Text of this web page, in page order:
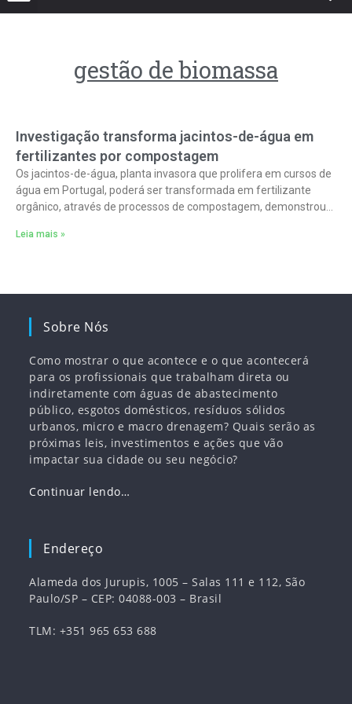
gestão de biomassa
Investigação transforma jacintos-de-água em
fertilizantes por compostagem
Os jacintos-de-água, planta invasora que prolifera em cursos de
água em Portugal, poderá ser transformada em fertilizante
orgânico, através de processos de compostagem, demonstrou
Leia mais »
Sobre Nós
Como mostrar o que acontece e o que acontecerá
para os profissionais que trabalham direta ou
indiretamente com águas de abastecimento
público, esgotos domésticos, resíduos sólidos
urbanos, micro e macro drenagem? Quais serão as
próximas leis, investimentos e ações que vão
impactar sua cidade ou seu negócio?
Continuar lendo…
Endereço
Alameda dos Jurupis, 1005 – Salas 111 e 112, São
Paulo/SP – CEP: 04088-003 – Brasil
TLM: +351 965 653 688